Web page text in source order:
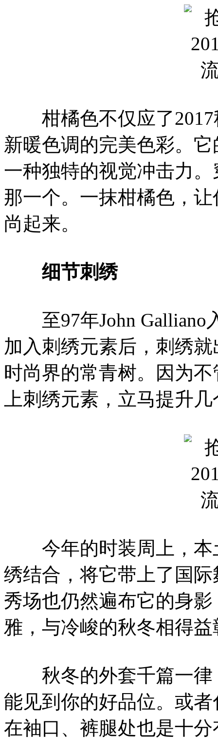
柑橘色不仅应了2017
新暖色调的完美色彩。
一种独特的视觉冲击力
那一个。一抹柑橘色，
尚起来。
细节刺绣
至97年John Galliano
加入刺绣元素后，刺绣
时尚界的常青树。因为
上刺绣元素，立马提升
今年的时装周上，本
绣结合，将它带上了国
秀场也仍然遍布它的身
雅，与冷峻的秋冬相得益
秋冬的外套千篇一律
能见到你的好品位。或
在袖口、裤腿处也是十